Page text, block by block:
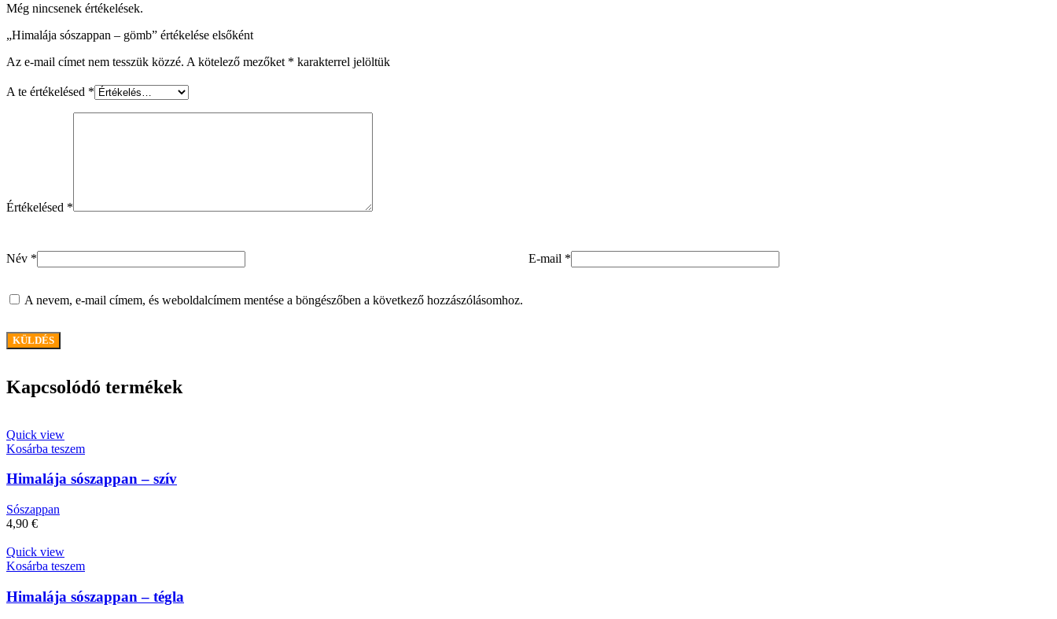
Még nincsenek értékelések.
„Himalája sószappan – gömb” értékelése elsőként
Az e-mail címet nem tesszük közzé. A kötelező mezőket * karakterrel jelöltük
A te értékelésed *
Értékelésed *
Név * E-mail *
A nevem, e-mail címem, és weboldalcímem mentése a böngészőben a következő hozzászólásomhoz.
Kapcsolódó termékek
Quick view
Kosárba teszem
Himalája sószappan – szív
Sószappan
4,90 €
Quick view
Kosárba teszem
Himalája sószappan – tégla